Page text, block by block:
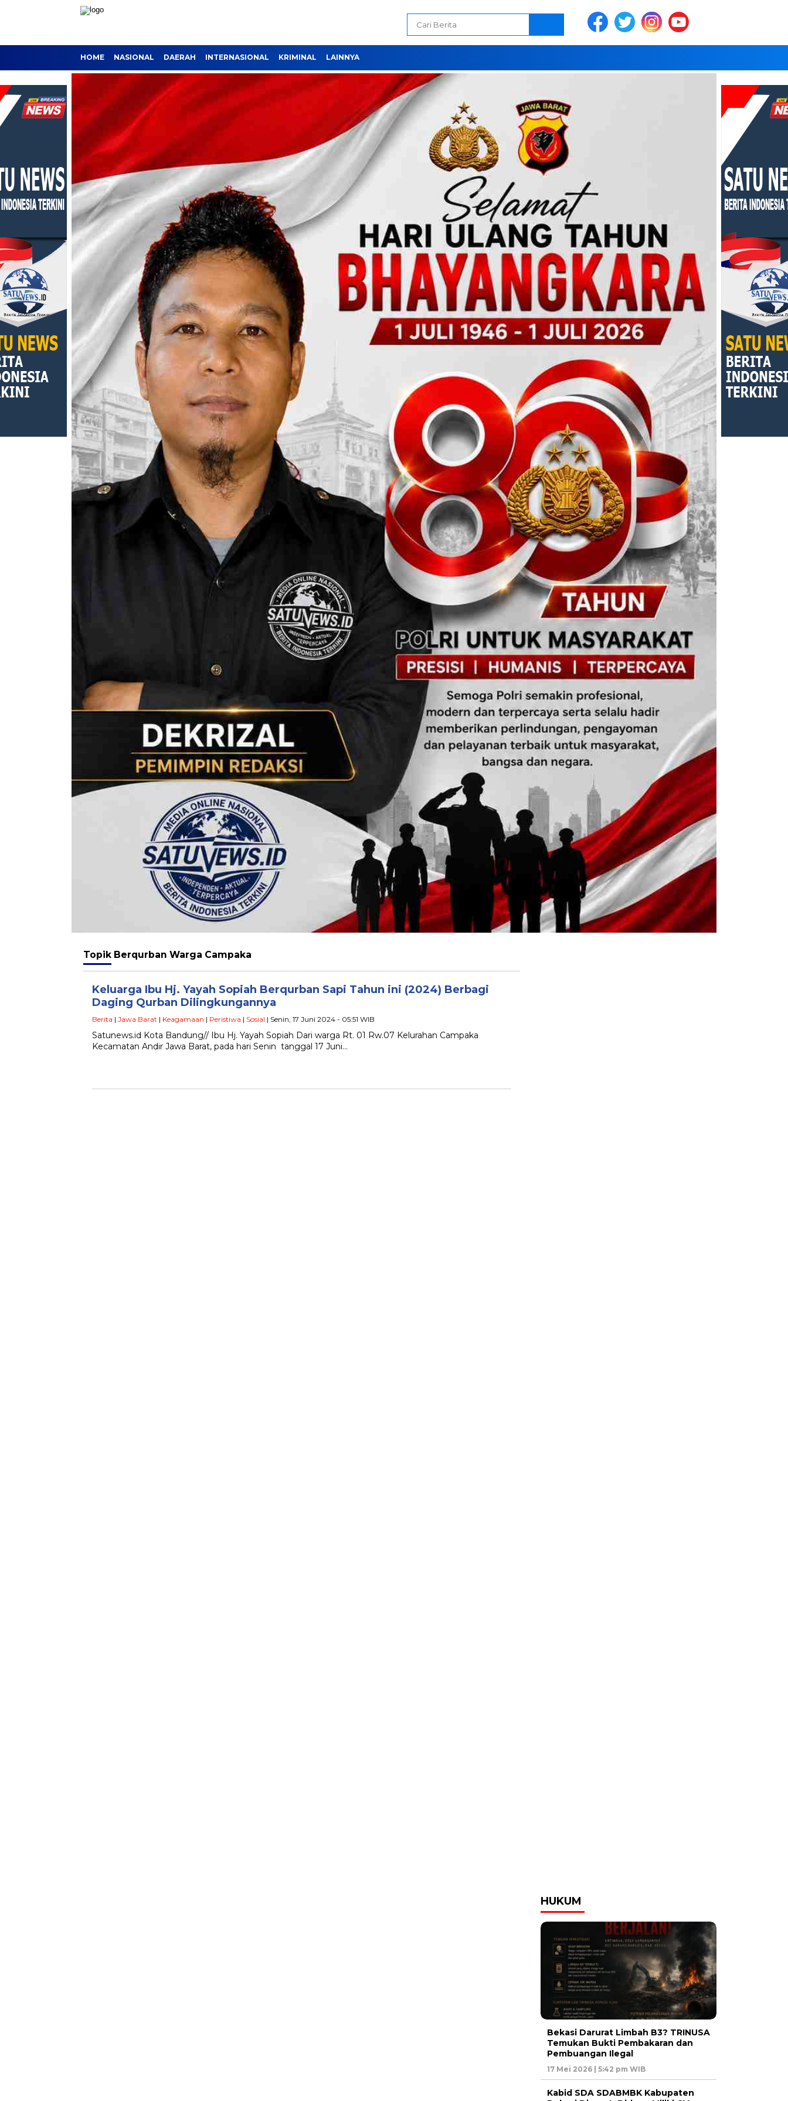
HOME NASIONAL DAERAH INTERNASIONAL KRIMINAL LAINNYA
Topik Berqurban Warga Campaka
Keluarga Ibu Hj. Yayah Sopiah Berqurban Sapi Tahun ini (2024) Berbagi
Daging Qurban Dilingkungannya
Berita | Jawa Barat | Keagamaan | Peristiwa | Sosial | Senin, 17 Juni 2024 - 05:51 WIB
Satunews.id Kota Bandung// Ibu Hj. Yayah Sopiah Dari warga Rt. 01 Rw.07 Kelurahan Campaka
Kecamatan Andir Jawa Barat, pada hari Senin tanggal 17 Juni…
HUKUM
Bekasi Darurat Limbah B3? TRINUSA
Temukan Bukti Pembakaran dan
Pembuangan Ilegal
17 Mei 2026 | 5:42 pm WIB
Kabid SDA SDABMBK Kabupaten